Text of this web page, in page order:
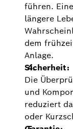
führen.
längere
dem
Anlage.
Sicherheit:
Die
und
reduziert
oder